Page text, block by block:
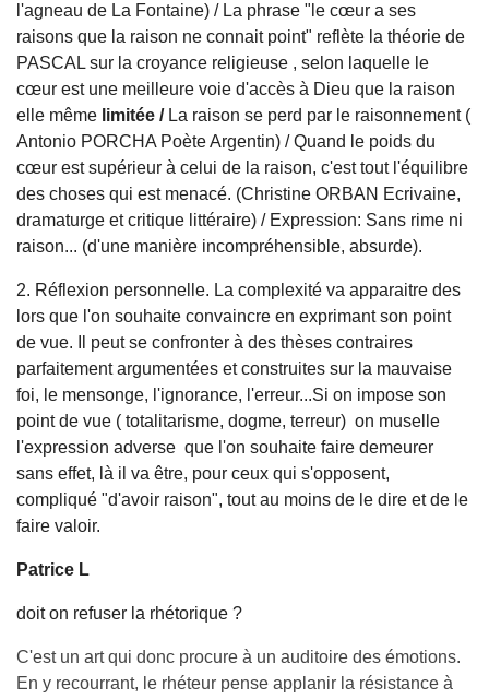
l'agneau de La Fontaine) / La phrase "le cœur a ses
raisons que la raison ne connait point" reflète la théorie de
PASCAL sur la croyance religieuse , selon laquelle le
cœur est une meilleure voie d'accès à Dieu que la raison
elle même limitée / La raison se perd par le raisonnement (
Antonio PORCHA Poète Argentin) / Quand le poids du
cœur est supérieur à celui de la raison, c'est tout l'équilibre
des choses qui est menacé. (Christine ORBAN Ecrivaine,
dramaturge et critique littéraire) / Expression: Sans rime ni
raison... (d'une manière incompréhensible, absurde).
2. Réflexion personnelle. La complexité va apparaitre des
lors que l'on souhaite convaincre en exprimant son point
de vue. Il peut se confronter à des thèses contraires
parfaitement argumentées et construites sur la mauvaise
foi, le mensonge, l'ignorance, l'erreur...Si on impose son
point de vue ( totalitarisme, dogme, terreur) on muselle
l'expression adverse que l'on souhaite faire demeurer
sans effet, là il va être, pour ceux qui s'opposent,
compliqué "d'avoir raison", tout au moins de le dire et de le
faire valoir.
Patrice L
doit on refuser la rhétorique ?
C'est un art qui donc procure à un auditoire des émotions.
En y recourrant, le rhéteur pense applanir la résistance à